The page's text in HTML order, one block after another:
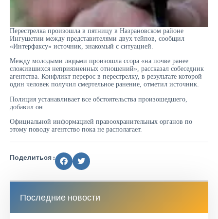
Перестрелка произошла в пятницу в Назрановском районе
Ингушетии между представителями двух тейпов, сообщил
«Интерфаксу» источник, знакомый с ситуацией.
Между молодыми людьми произошла ссора «на почве ранее
сложившихся неприязненных отношений», рассказал собеседник
агентства. Конфликт перерос в перестрелку, в результате которой
один человек получил смертельное ранение, отметил источник.
Полиция устанавливает все обстоятельства произошедшего,
добавил он.
Официальной информацией правоохранительных органов по
этому поводу агентство пока не располагает.
Поделиться :
Последние новости